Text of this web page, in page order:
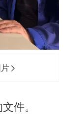
件。